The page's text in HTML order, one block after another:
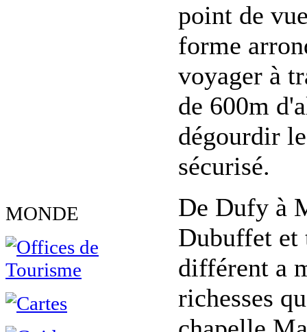
MONDE
point de
forme
voyager à
de 600m
dégourdir
sécurisé.
De Dufy à
Dubuffet et
différent a
richesses